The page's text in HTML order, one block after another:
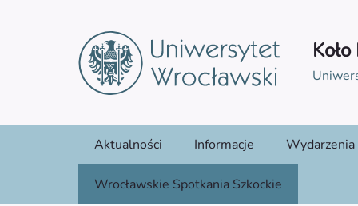
Aktualności Informacje Wydarzenia
Wrocławskie Spotkania Szkockie